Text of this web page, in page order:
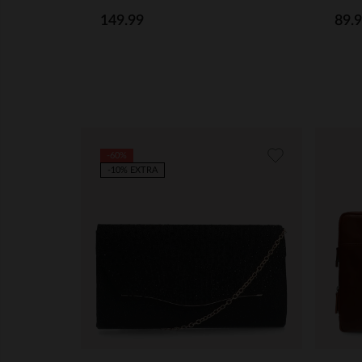
149.99
-10% EXTRA